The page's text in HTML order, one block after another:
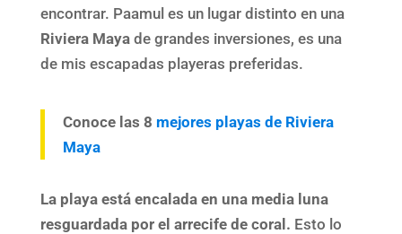
encontrar. Paamul es un lugar distinto en una
Riviera Mayade grandes inversiones, es una
de mis escapadas playeras preferidas.
Conoce las 8 mejores playas de Riviera
Maya
La playa está encalada en una media luna
resguardada por el arrecife de coral. Esto lo